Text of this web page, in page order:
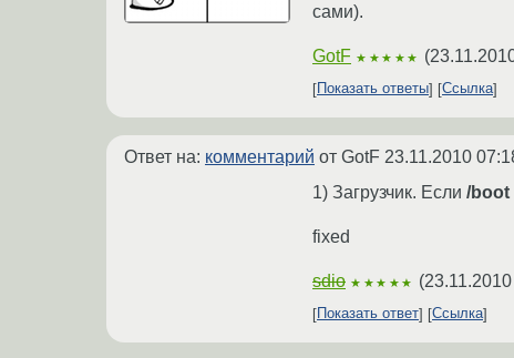
сами).
GotF ★★★★★ (
Показать ответы Ссылка
Ответ на: комментарий от GotF 23.11.2010
1) Загрузчик. Если /boot
fixed
sdio ★★★★★ (
Показать ответ Ссылка